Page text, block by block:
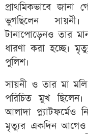
প্রাথমিকভাবে জানা
ভুগছিলেন
টানাপোড়েনও তার
ধারণা করা হচ্ছে।
পুলিশ।
সায়নী ও তার মা মলি
পরিচিত মুখ
আলাদা প্ল্যাটফর্মেও
মৃত্যুর একদিন আগেও